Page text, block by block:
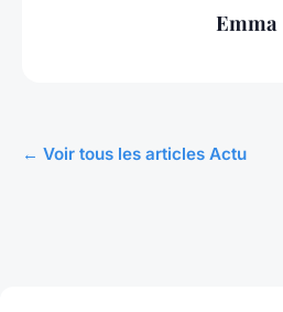
Emma
← Voir tous les articles Actu